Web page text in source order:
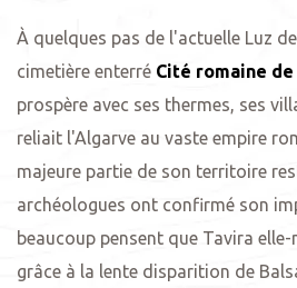
À quelques pas de l'actuelle Luz
cimetière enterré Cité romaine de
prospère avec ses thermes, ses
reliait l'Algarve au vaste empire
majeure partie de son territoire
archéologues ont confirmé son
beaucoup pensent que Tavira
grâce à la lente disparition de
dans